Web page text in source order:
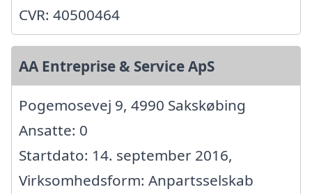
CVR: 40500464
AA Entreprise & Service ApS
Pogemosevej 9, 4990 Sakskøbing
Ansatte: 0
Startdato: 14. september 2016,
Virksomhedsform: Anpartsselskab